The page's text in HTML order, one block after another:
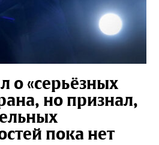
о «серьёзных
но признал,
пока нет